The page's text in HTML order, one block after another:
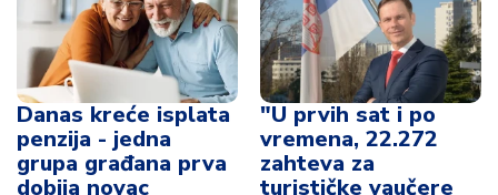
Danas kreće isplata
penzija - jedna
grupa građana prva
dobija novac
"U prvih sat i po
vremena, 22.272
zahteva za
turističke vaučere